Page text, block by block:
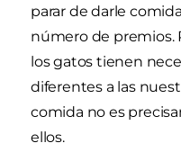
parar de darle
número de premios.
los gatos tienen
diferentes a las
comida no es
ellos.